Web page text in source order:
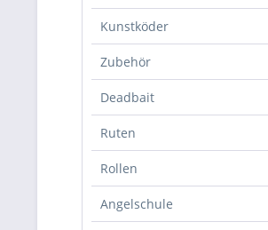
Kunstköder
Zubehör
Deadbait
Ruten
Rollen
Angelschule